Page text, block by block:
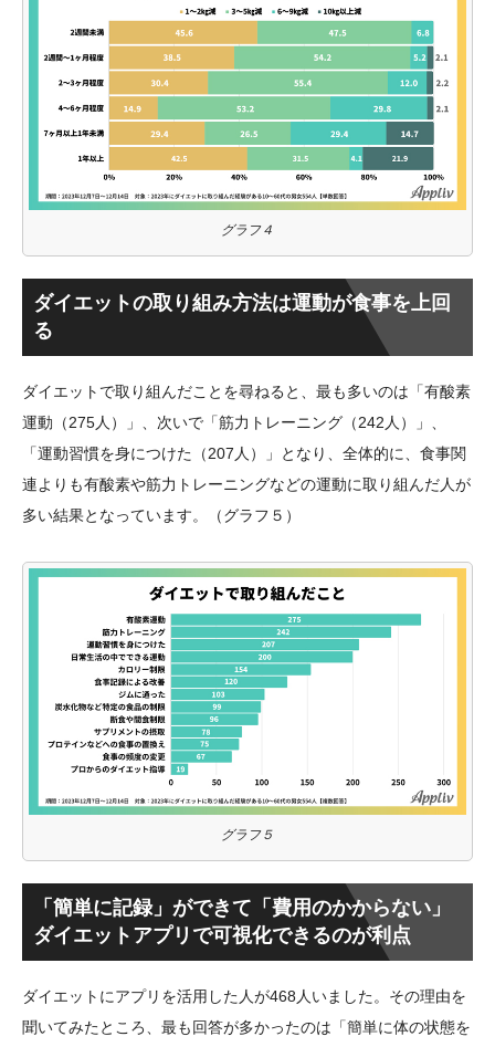
グラフ４
ダイエットの取り組み方法は運動が食事を上回
る
ダイエットで取り組んだことを尋ねると、最も多いのは「有酸素
運動（275人）」、次いで「筋力トレーニング（242人）」、
「運動習慣を身につけた（207人）」となり、全体的に、食事関
連よりも有酸素や筋力トレーニングなどの運動に取り組んだ人が
多い結果となっています。（グラフ５）
グラフ５
「簡単に記録」ができて「費用のかからない」
ダイエットアプリで可視化できるのが利点
ダイエットにアプリを活用した人が468人いました。その理由を
聞いてみたところ、最も回答が多かったのは「簡単に体の状態を